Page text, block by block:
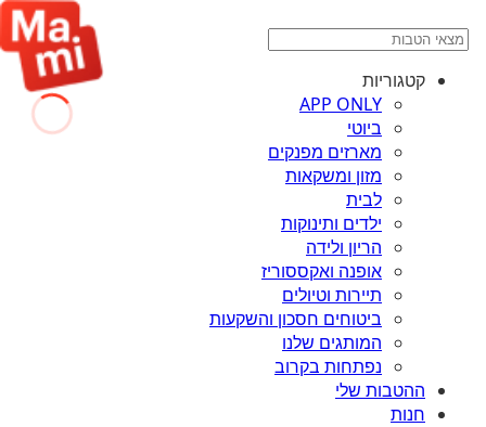
קטגוריות
APP ONLY
ביוטי
מארזים מפנקים
מזון ומשקאות
לבית
ילדים ותינוקות
הריון ולידה
אופנה ואקססוריז
תיירות וטיולים
ביטוחים חסכון והשקעות
המותגים שלנו
נפתחות בקרוב
ההטבות שלי
חנות